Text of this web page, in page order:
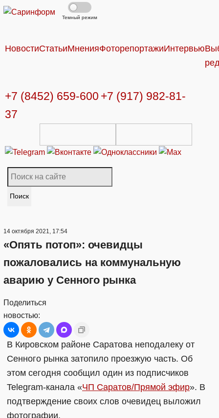
Темный режим
НовостиСтатьиМненияФоторепортажиИнтервью
+7 (8452) 659-600 +7 (917) 982-81-
37
Поиск
14 октября 2021, 17:54
«Опять потоп»: очевидцы
пожаловались на коммунальную
аварию у Сенного рынка
Поделиться
новостью:
В Кировском районе Саратова неподалеку от
Сенного рынка затопило проезжую часть. Об
этом сегодня сообщил один из подписчиков
Telegram-канала «ЧП Саратов/Прямой эфир». В
подтверждение своих слов очевидец выложил
фотографии.